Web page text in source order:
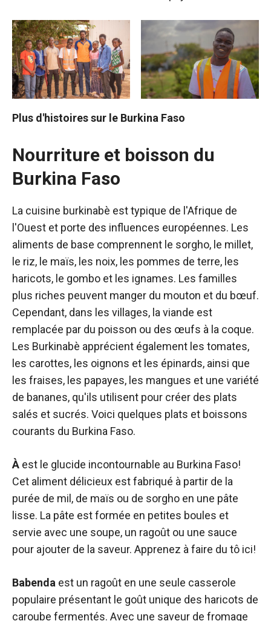
Plus d'histoires sur le Burkina Faso
Nourriture et boisson du
Burkina Faso
La cuisine burkinabè est typique de l'Afrique de
l'Ouest et porte des influences européennes. Les
aliments de base comprennent le sorgho, le millet,
le riz, le maïs, les noix, les pommes de terre, les
haricots, le gombo et les ignames. Les familles
plus riches peuvent manger du mouton et du bœuf.
Cependant, dans les villages, la viande est
remplacée par du poisson ou des œufs à la coque.
Les Burkinabè apprécient également les tomates,
les carottes, les oignons et les épinards, ainsi que
les fraises, les papayes, les mangues et une variété
de bananes, qu'ils utilisent pour créer des plats
salés et sucrés. Voici quelques plats et boissons
courants du Burkina Faso.
À est le glucide incontournable au Burkina Faso!
Cet aliment délicieux est fabriqué à partir de la
purée de mil, de maïs ou de sorgho en une pâte
lisse. La pâte est formée en petites boules et
servie avec une soupe, un ragoût ou une sauce
pour ajouter de la saveur. Apprenez à faire du tô ici!
Babenda est un ragoût en une seule casserole
populaire présentant le goût unique des haricots de
caroube fermentés. Avec une saveur de fromage